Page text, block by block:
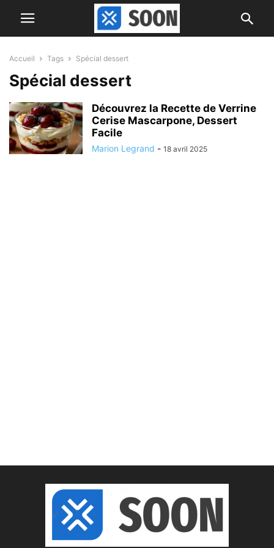
Accueil Tags Spécial dessert
Spécial dessert
Découvrez la Recette de Verrine
Cerise Mascarpone, Dessert
Facile
Marion Legrand - 18 avril 2025